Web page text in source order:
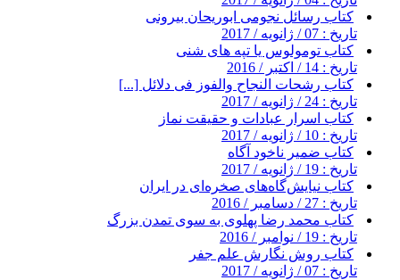
کتاب رسائل نجومی ابوریحان بیرونی
تاریخ : 07 / ژانویه / 2017
کتاب تومولوس یا تپه های شنی
تاریخ : 14 / اکتبر / 2016
کتاب رشحات النجاح والفوز فى دلائل [...]
تاریخ : 24 / ژانویه / 2017
کتاب اسرار عبادات و حقیقت نماز
تاریخ : 10 / ژانویه / 2017
کتاب ضمیر ناخود آگاه
تاریخ : 19 / ژانویه / 2017
کتاب نیایش‌گاه‌های صخره‌ای در ایران
تاریخ : 27 / دسامبر / 2016
کتاب محمد رضا پهلوی به سوی تمدن بزرگ
تاریخ : 19 / نوامبر / 2016
کتاب روش نگارش علم جفر
تاریخ : 07 / ژانویه / 2017